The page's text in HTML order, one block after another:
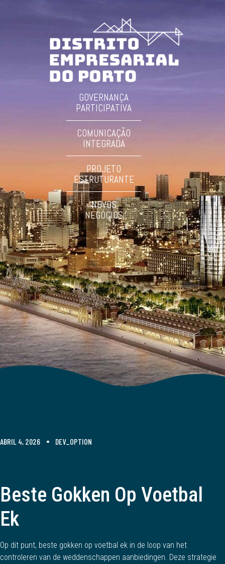
GOVERNANÇA
PARTICIPATIVA
COMUNICAÇÃO
INTEGRADA
PROJETO
ESTRUTURANTE
NOVOS
NEGÓCIOS
ABRIL 4, 2026 DEV_OPTION
Beste Gokken Op Voetbal
Ek
Op dit punt, beste gokken op voetbal ek in de loop van het
controleren van de weddenschappen aanbiedingen. Deze strategie